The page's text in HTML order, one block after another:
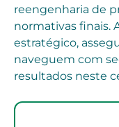
reengenharia de
normativas finais.
estratégico,
naveguem com
resultados neste